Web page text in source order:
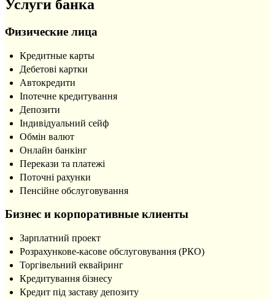
Услуги банка
Физические лица
Кредитные карты
Дебетові картки
Автокредити
Іпотечне кредитування
Депозити
Індивідуальний сейф
Обмін валют
Онлайн банкінг
Перекази та платежі
Поточні рахунки
Пенсійне обслуговування
Бизнес и корпоративные клиенты
Зарплатний проект
Розрахункове-касове обслуговування (РКО)
Торгівельний еквайринг
Кредитування бізнесу
Кредит під заставу депозиту